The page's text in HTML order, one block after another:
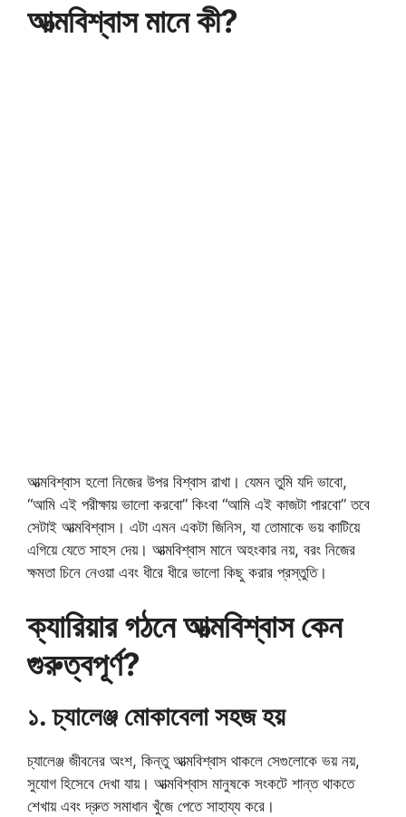
আত্মবিশ্বাস মানে কী?
আত্মবিশ্বাস হলো নিজের উপর বিশ্বাস রাখা। যেমন তুমি যদি ভাবো,
“আমি এই পরীক্ষায় ভালো করবো” কিংবা “আমি এই কাজটা পারবো” তবে
সেটাই আত্মবিশ্বাস। এটা এমন একটা জিনিস, যা তোমাকে ভয় কাটিয়ে
এগিয়ে যেতে সাহস দেয়। আত্মবিশ্বাস মানে অহংকার নয়, বরং নিজের
ক্ষমতা চিনে নেওয়া এবং ধীরে ধীরে ভালো কিছু করার প্রস্তুতি।
ক্যারিয়ার গঠনে আত্মবিশ্বাস কেন
গুরুত্বপূর্ণ?
১. চ্যালেঞ্জ মোকাবেলা সহজ হয়
চ্যালেঞ্জ জীবনের অংশ, কিন্তু আত্মবিশ্বাস থাকলে সেগুলোকে ভয় নয়,
সুযোগ হিসেবে দেখা যায়। আত্মবিশ্বাস মানুষকে সংকটে শান্ত থাকতে
শেখায় এবং দ্রুত সমাধান খুঁজে পেতে সাহায্য করে।